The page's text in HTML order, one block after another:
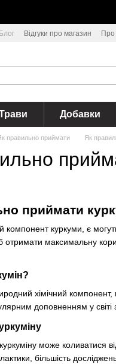
Блог Відгуки про магазин Про
Добавки
правильно приймати Як
приймати
компонент куркуми, є
максимальну
хімічний
доповненням у світі
може коливатися
більшість